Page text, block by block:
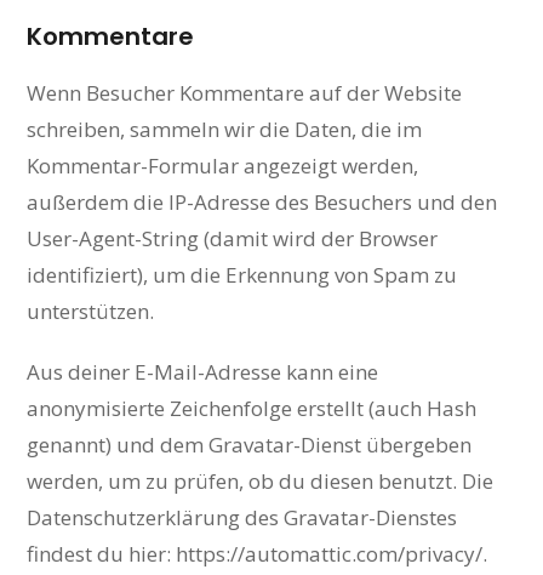
Kommentare
Wenn Besucher Kommentare auf der Website
schreiben, sammeln wir die Daten, die im
Kommentar-Formular angezeigt werden,
außerdem die IP-Adresse des Besuchers und den
User-Agent-String (damit wird der Browser
identifiziert), um die Erkennung von Spam zu
unterstützen.
Aus deiner E-Mail-Adresse kann eine
anonymisierte Zeichenfolge erstellt (auch Hash
genannt) und dem Gravatar-Dienst übergeben
werden, um zu prüfen, ob du diesen benutzt. Die
Datenschutzerklärung des Gravatar-Dienstes
findest du hier: https://automattic.com/privacy/.